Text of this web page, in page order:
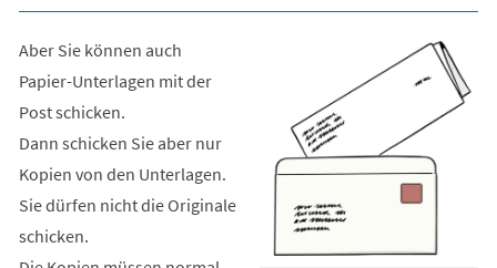
Tab)
Aber Sie können auch
Papier-Unterlagen mit der
Post schicken.
Dann schicken Sie aber nur
Kopien von den Unterlagen.
Sie dürfen nicht die Originale
schicken.